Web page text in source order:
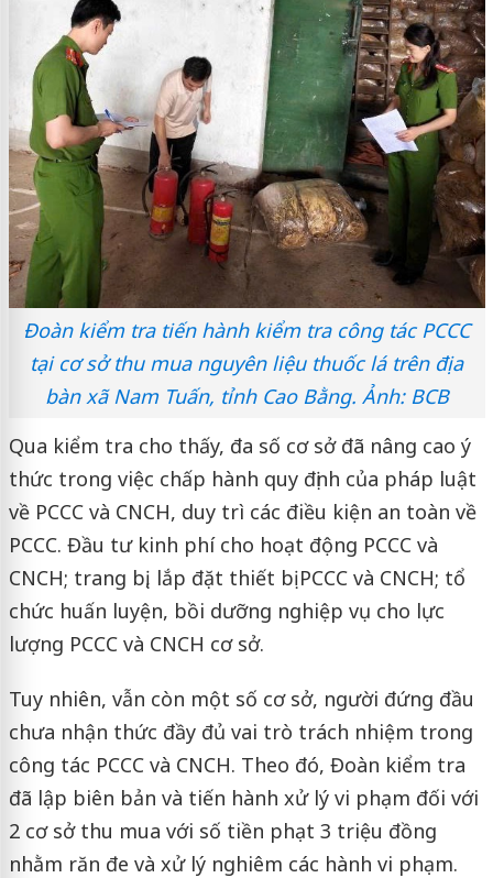
Đoàn kiểm tra tiến hành kiểm tra công tác PCCC
tại cơ sở thu mua nguyên liệu thuốc lá trên địa
bàn xã Nam Tuấn, tỉnh Cao Bằng. Ảnh: BCB
Qua kiểm tra cho thấy, đa số cơ sở đã nâng cao ý
thức trong việc chấp hành quy định của pháp luật
về PCCC và CNCH, duy trì các điều kiện an toàn về
PCCC. Đầu tư kinh phí cho hoạt động PCCC và
CNCH; trang bị, lắp đặt thiết bị PCCC và CNCH; tổ
chức huấn luyện, bồi dưỡng nghiệp vụ cho lực
lượng PCCC và CNCH cơ sở.
Tuy nhiên, vẫn còn một số cơ sở, người đứng đầu
chưa nhận thức đầy đủ vai trò trách nhiệm trong
công tác PCCC và CNCH. Theo đó, Đoàn kiểm tra
đã lập biên bản và tiến hành xử lý vi phạm đối với
2 cơ sở thu mua với số tiền phạt 3 triệu đồng
nhằm răn đe và xử lý nghiêm các hành vi phạm.